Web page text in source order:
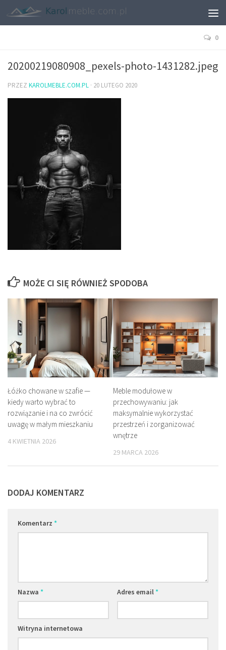
0
20200219080908_pexels-photo-1431282.jpeg
PRZEZ KAROLMEBLE.COM.PL · 20 LUTEGO 2020
MOŻE CI SIĘ RÓWNIEŻ SPODOBA
Łóżko chowane w szafie —
kiedy warto wybrać to
rozwiązanie i na co zwrócić
uwagę w małym mieszkaniu
4 KWIETNIA 2026
Meble modułowe w
przechowywaniu: jak
maksymalnie wykorzystać
przestrzeń i zorganizować
wnętrze
29 MARCA 2026
DODAJ KOMENTARZ
Komentarz *
Nazwa * Adres email*
Witryna internetowa